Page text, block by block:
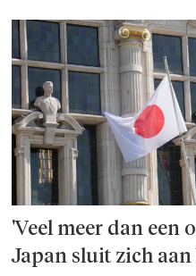
'Veel meer dan een
Japan sluit zich